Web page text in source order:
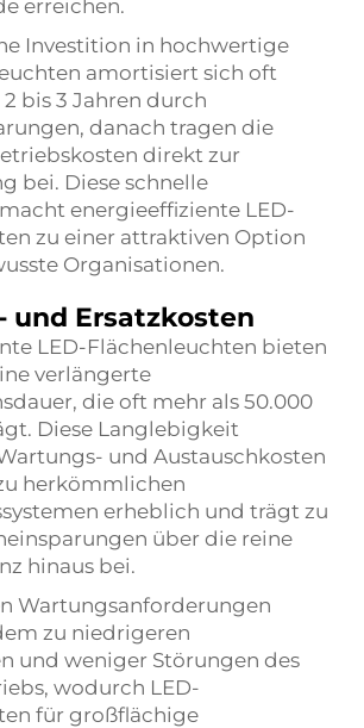
erreichen.
Investition in hochwertige
amortisiert sich oft
bis 3 Jahren durch
danach tragen die
direkt zur
bei. Diese schnelle
energieeffiziente LED-
zu einer attraktiven Option
Organisationen.
und Ersatzkosten
LED-Flächenleuchten bieten
verlängerte
die oft mehr als 50.000
Diese Langlebigkeit
und Austauschkosten
herkömmlichen
erheblich und trägt zu
über die reine
hinaus bei.
Wartungsanforderungen
zu niedrigeren
und weniger Störungen des
wodurch LED-
für großflächige